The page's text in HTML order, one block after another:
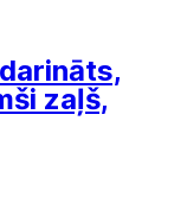
zaļš,